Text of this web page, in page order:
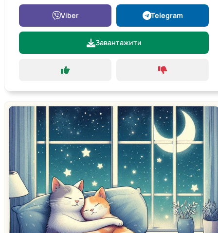
Viber Telegram
Завантажити